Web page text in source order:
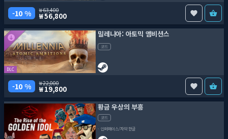
10 % 63,400
56,800
DLC
밀레니아: 아토믹 앰비션스
코드
10 % 22,000
19,800
황금 우상의 부흥
코드
인터페이스/자막 한글